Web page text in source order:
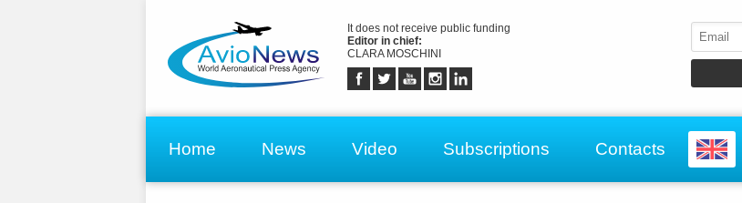
It does not receive public funding
Editor in chief:
CLARA MOSCHINI
Home News Video Subscriptions Contacts